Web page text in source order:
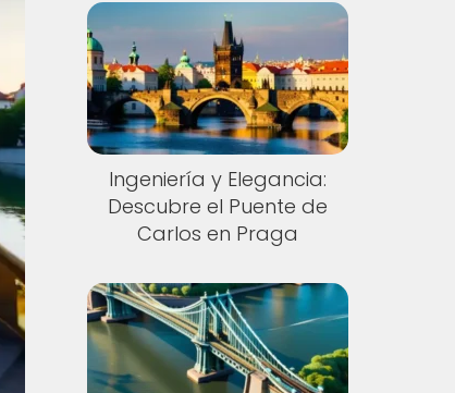
Ingeniería y Elegancia:
Descubre el Puente de
Carlos en Praga